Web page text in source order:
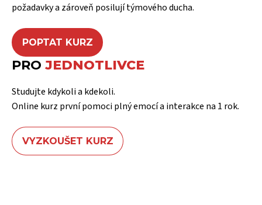
požadavky a zároveň posilují týmového ducha.
POPTAT KURZ
PRO JEDNOTLIVCE
Studujte kdykoli a kdekoli.
Online kurz první pomoci plný emocí a interakce na 1 rok.
VYZKOUŠET KURZ